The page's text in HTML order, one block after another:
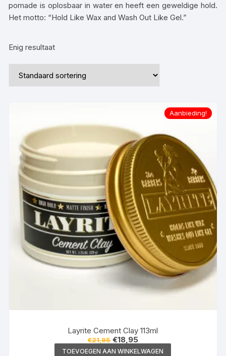
pomade is oplosbaar in water en heeft een geweldige hold.
Het motto: “Hold Like Wax and Wash Out Like Gel.”
Enig resultaat
Aanbieding!
Layrite Cement Clay 113ml
€21,95 Oorspronkelijke
prijs
€18,95Huidige
prijs
TOEVOEGEN AAN WINKELWAGEN